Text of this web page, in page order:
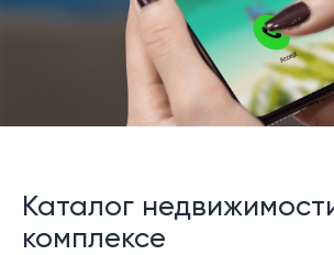
Каталог
комплексе